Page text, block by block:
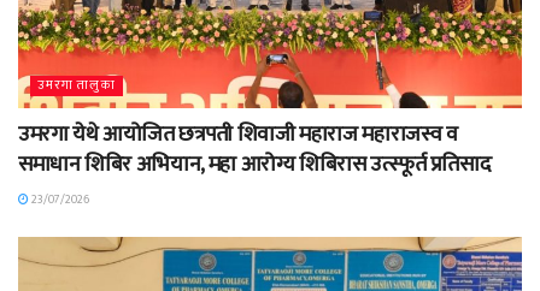
उमरगा तालुका
उमरगा येथे आयोजित छत्रपती शिवाजी महाराज महाराजस्व व
समाधान शिबिर अभियान, महा आरोग्य शिबिरास उत्स्फूर्त प्रतिसाद
23/07/2026